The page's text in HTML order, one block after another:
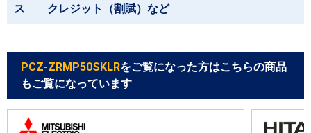
ス クレジット（割賦）など
PCZ-ZRMP50SKLRをご覧になった方はこちらの商品
もご覧になっています